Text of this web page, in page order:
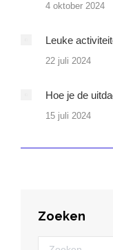
4 oktober 2024
Leuke
22 juli 2024
Hoe je de
15 juli 2024
Zoeken
Zoeken: